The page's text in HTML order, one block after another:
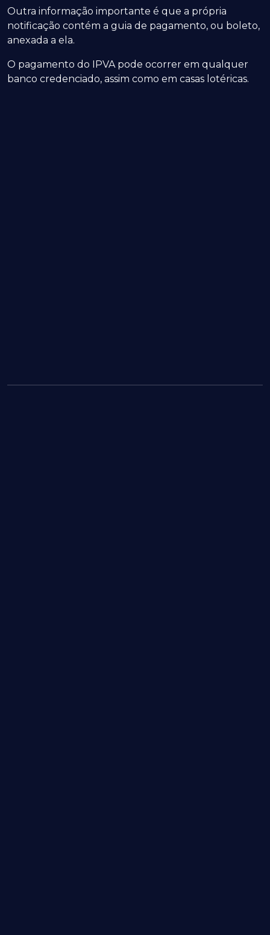
Outra informação importante é que a própria
notificação contém a guia de pagamento, ou boleto,
anexada a ela.
O pagamento do IPVA pode ocorrer em qualquer
banco credenciado, assim como em casas lotéricas.